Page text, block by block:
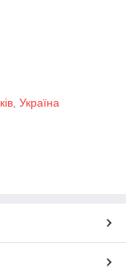
Україна